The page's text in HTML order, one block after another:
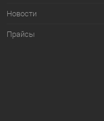
Новости
Прайсы